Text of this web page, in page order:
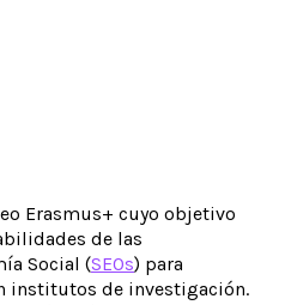
Erasmus+ cuyo objetivo
de las
Social (SEOs) para
institutos de investigación.